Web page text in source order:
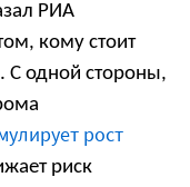
РИА
кому стоит
С одной стороны,
рост
риск